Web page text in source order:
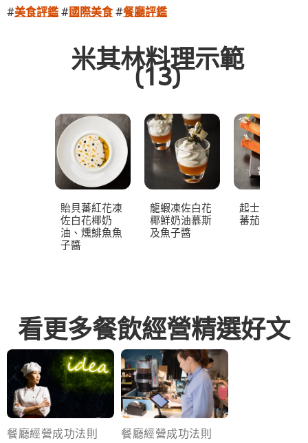
#美食評鑑#國際美食#餐廳評鑑
米其林料理示範
(13)
貽貝蕃紅花凍
佐白花椰奶
油、燻鯡魚魚
子醬
龍蝦凍佐白花
椰鮮奶油慕斯
及魚子醬
起士香脆餅佐
蕃茄柏士圖
看更多餐飲經營精選好文
餐廳經營成功法則
餐廳經營成功法則